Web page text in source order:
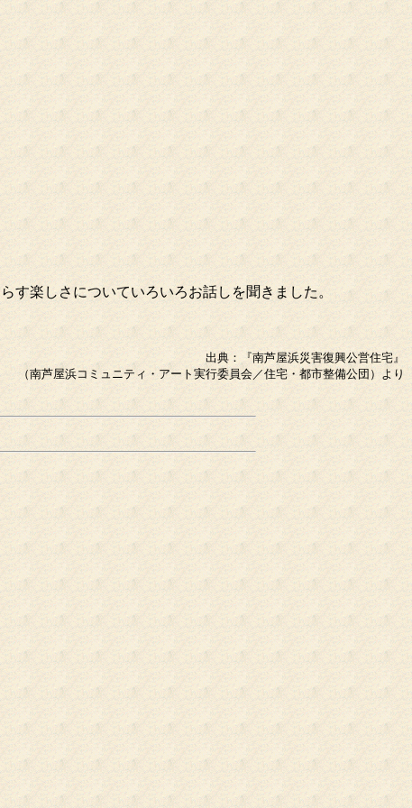
楽しさについていろいろお話しを聞きました。
出典：『南芦屋浜災害復興公営住宅』
（南芦屋浜コミュニティ・アート実行委員会／住宅・都市整備公団）より